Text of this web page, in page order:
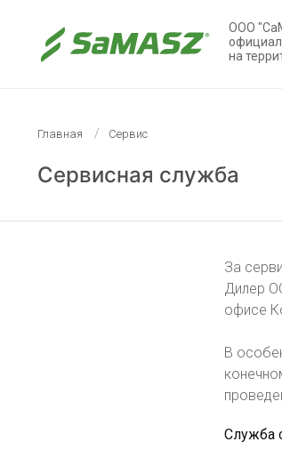
ООО
на
Главная Сервис
Сервисная служба
За
Дилер
офисе
В
Служба